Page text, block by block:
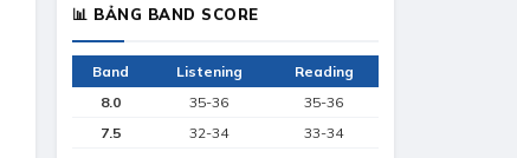
📊 BẢNG BAND SCORE
Band Listening
Reading
8.0
35-36
35-36
7.5
32-34
33-34